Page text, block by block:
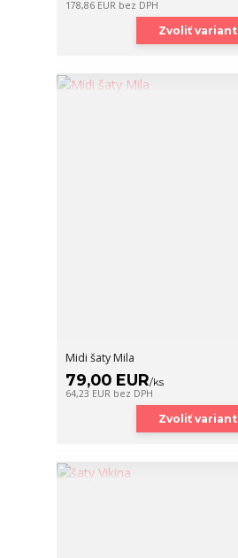
178,86 EUR bez DPH
Zvoliť variant
Midi šaty Mila
79,00 EUR/ks
64,23 EUR bez DPH
Zvoliť variant